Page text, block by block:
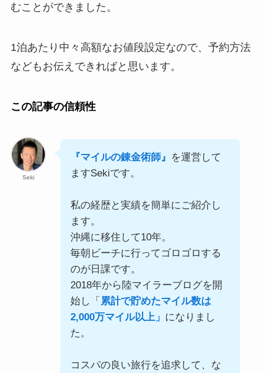
むことができました。
1泊あたり中々高額なお値段設定なので、予約方法
などもお伝えできればと思います。
この記事の信頼性
Seki
『マイルの錬金術師』 を運営して
ますSekiです。
私の経歴と実績を簡単にご紹介し
ます。
沖縄に移住して10年。
毎朝ビーチに行ってゴロゴロする
のが日課です。
2018年から陸マイラーブログを開
始し「 累計で貯めたマイル数は
2,000万マイル以上」 になりまし
た。
コスパの良い旅行を追求して、な